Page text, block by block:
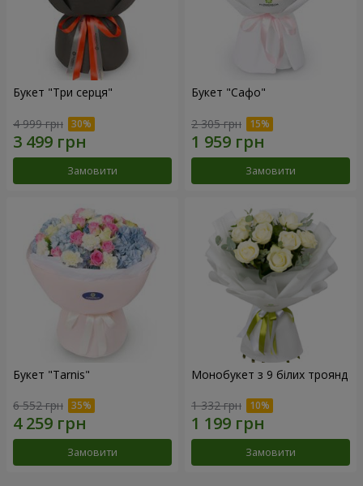
Букет "Три серця"
4 999 грн
Замовити
Букет "Сафо"
2 305 грн
Замовити
Букет "Tarnis"
6 552 грн
Замовити
Монобукет з 9 білих троянд
1 332 грн
Замовити